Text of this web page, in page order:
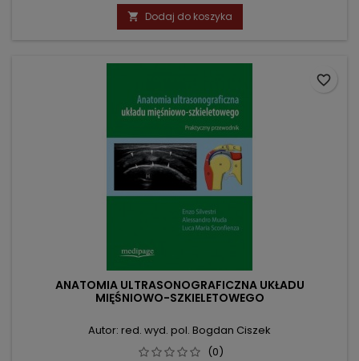
podstawowa
 Dodaj do koszyka
ANATOMIA ULTRASONOGRAFICZNA UKŁADU
MIĘŚNIOWO-SZKIELETOWEGO
Autor: red. wyd. pol. Bogdan Ciszek
(0)
favorite_border